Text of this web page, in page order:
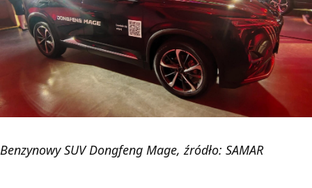
Benzynowy SUV Dongfeng Mage, źródło: SAMAR